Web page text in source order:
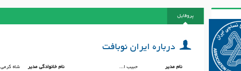
پروفایل
درباره ايران نوبافت
نام مدیر حبيب ا... نام خانوادگی مدیر شاه كرمى